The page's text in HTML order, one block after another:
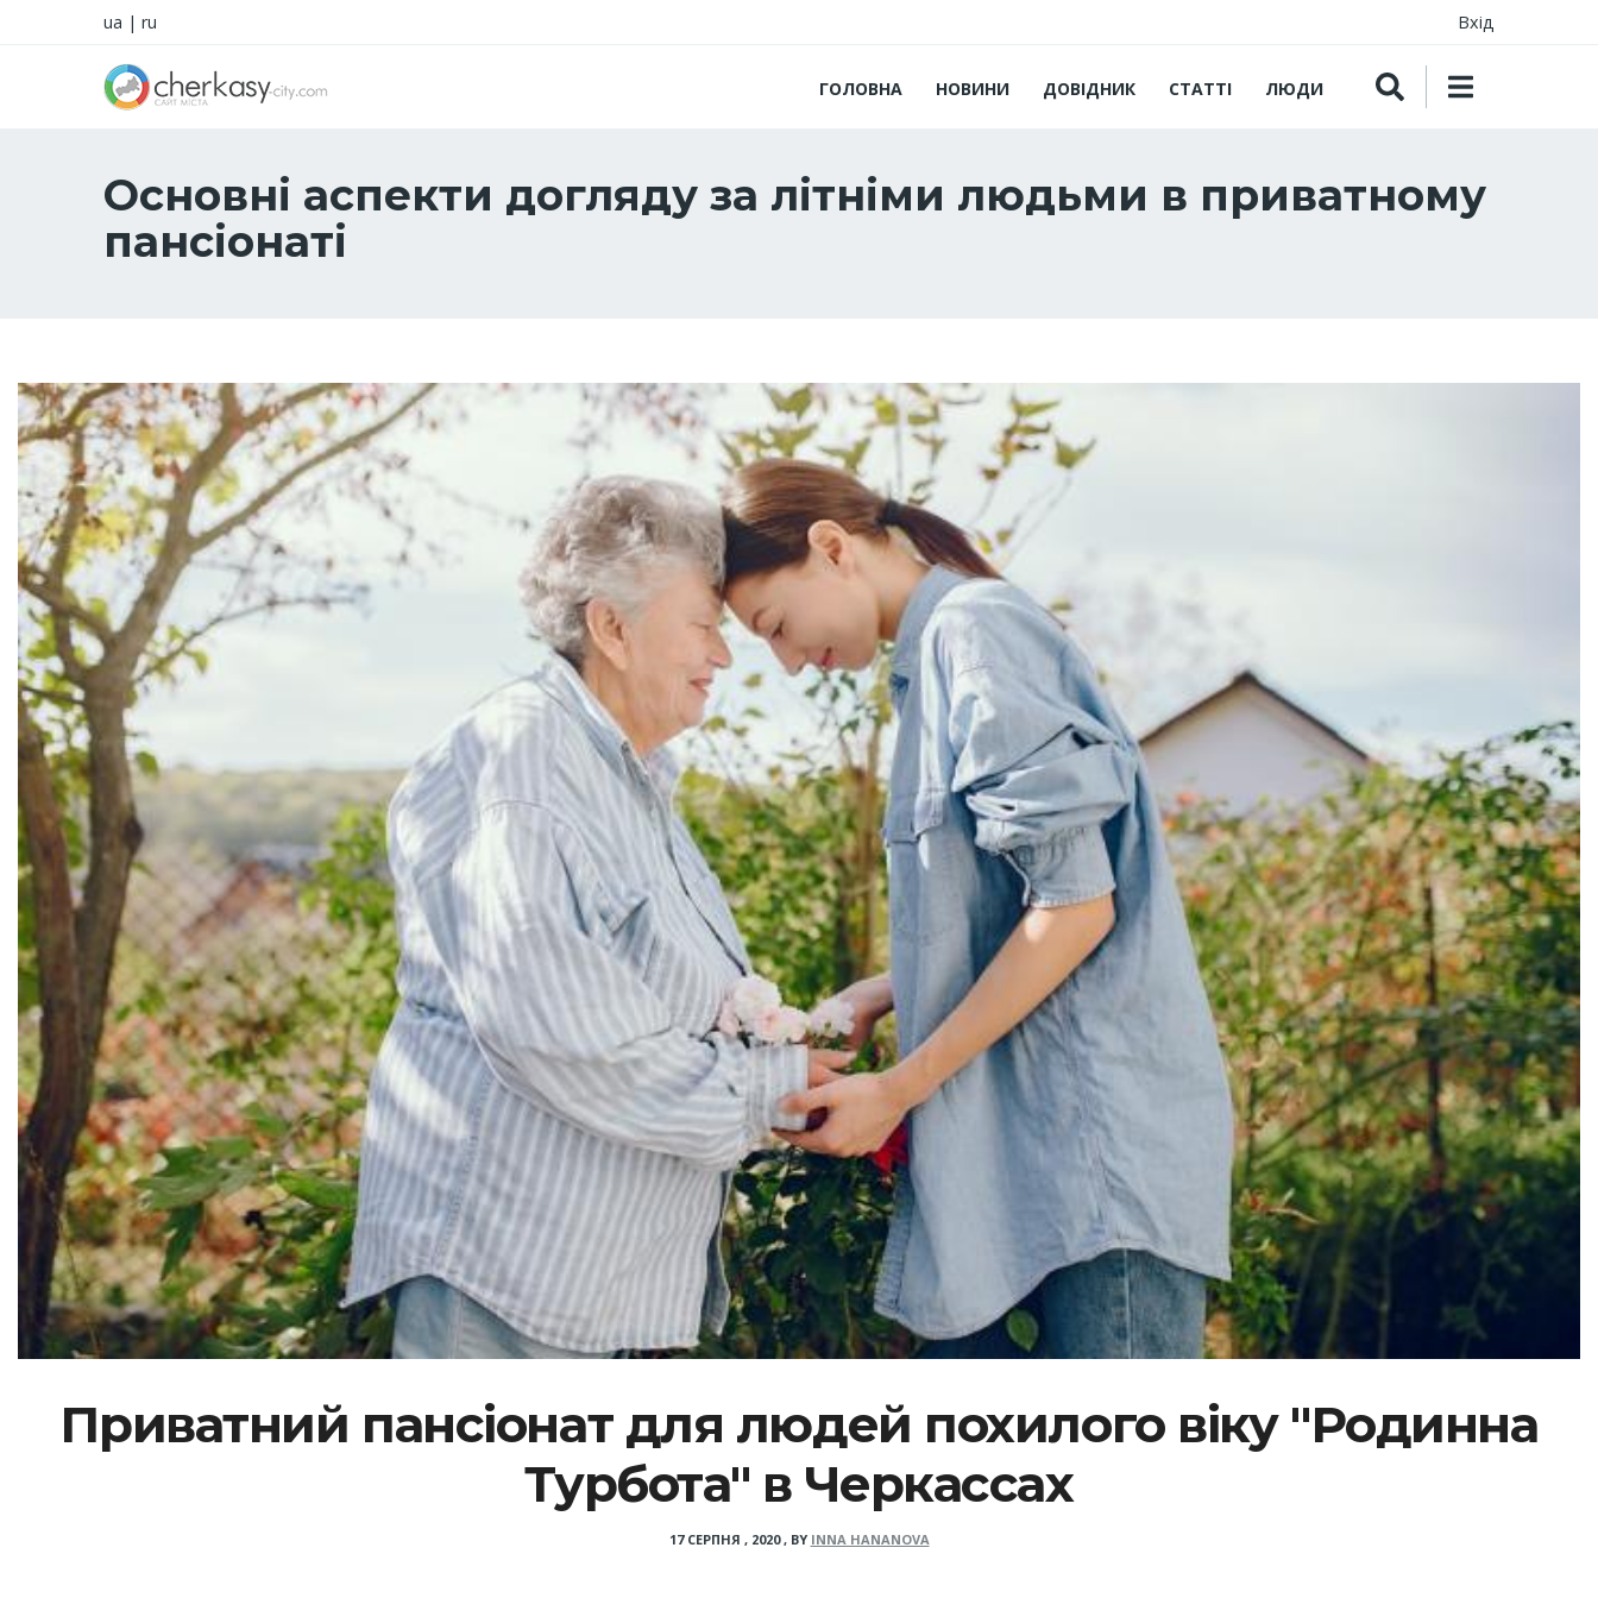
ua | ru Вхід
ГОЛОВНА НОВИНИ ДОВІДНИК СТАТТІ ЛЮДИ
Основні аспекти догляду за літніми людьми в приватному
пансіонаті
Приватний пансіонат для людей похилого віку "Родинна
Турбота" в Черкассах
17 СЕРПНЯ , 2020, BY INNA HANANOVA